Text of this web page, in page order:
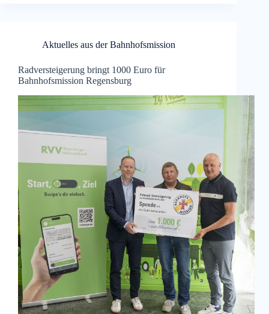
Aktuelles aus der Bahnhofsmission
Radversteigerung bringt 1000 Euro für
Bahnhofsmission Regensburg